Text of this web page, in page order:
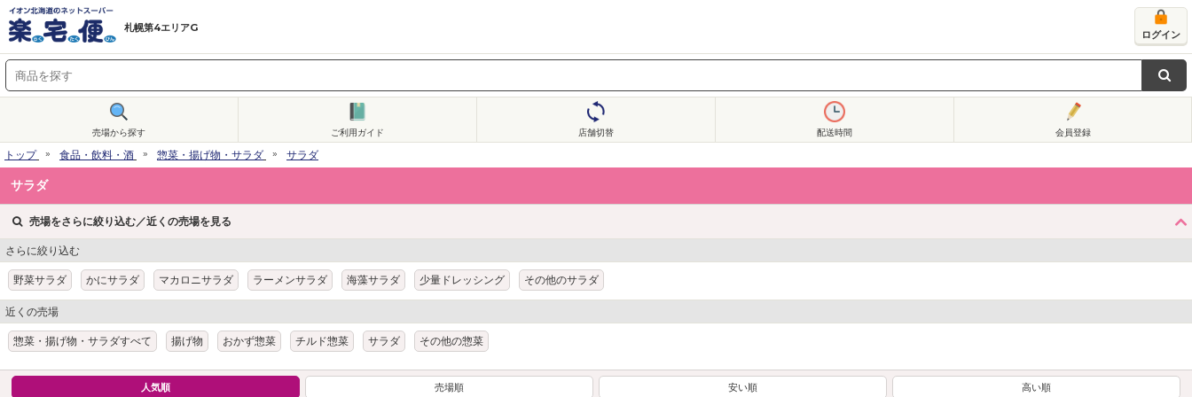
札幌第4エリアG
ログイン
売場から探す ご利用ガイド 店舗切替 配送時間 会員登録
トップ 食品・飲料・酒 惣菜・揚げ物・サラダ サラダ
サラダ
売場をさらに絞り込む／近くの売場を見る
さらに絞り込む
野菜サラダ かにサラダ マカロニサラダ ラーメンサラダ 海藻サラダ 少量ドレッシング その他のサラダ
近くの売場
惣菜・揚げ物・サラダすべて 揚げ物 おかず惣菜 チルド惣菜 サラダ その他の惣菜
人気順 売場順 安い順 高い順